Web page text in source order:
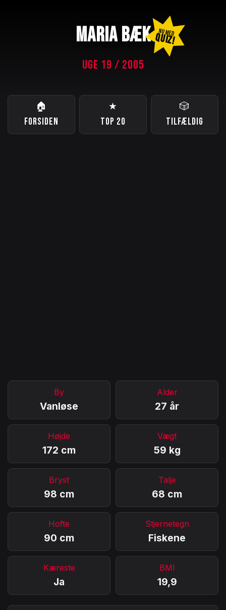
MARIA BÆK NU MED
QUIZ!
UGE 19 / 2005
🏠
FORSIDEN
★
TOP 20
🎲
TILFÆLDIG
By
Vanløse
Alder
27 år
Højde
172 cm
Vægt
59 kg
Bryst
98 cm
Talje
68 cm
Hofte
90 cm
Stjernetegn
Fiskene
Kæreste
Ja
BMI
19,9